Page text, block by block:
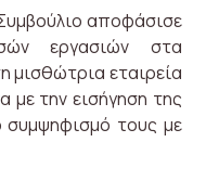
αποφάσισε
εργασιών στα
μισθώτρια εταιρεία
την εισήγηση της
συμψηφισμό τους με